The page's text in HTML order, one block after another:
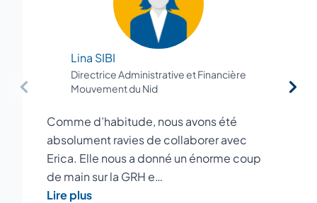
Lina SIBI
Directrice Administrative et Financière
Mouvement du Nid
Comme d’habitude, nous avons été
absolument ravies de collaborer avec
Erica. Elle nous a donné un énorme coup
de main sur la GRH e…
Lire plus